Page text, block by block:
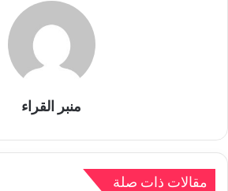
منبر القراء
مقالات ذات صلة